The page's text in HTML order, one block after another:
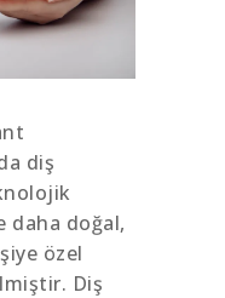
diş
daha doğal,
özel
Diş